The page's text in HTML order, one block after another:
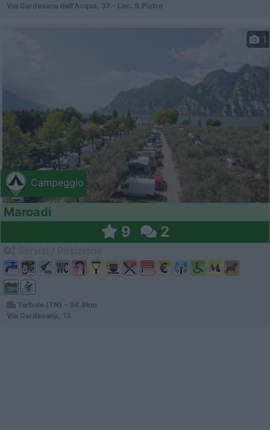
Via Gardesana dell'Acqua, 37 - Loc. S.Pietro
Campeggio
1
Maroadi
9 2
Torbole (TN) - 34.9km
Via Gardesana, 13